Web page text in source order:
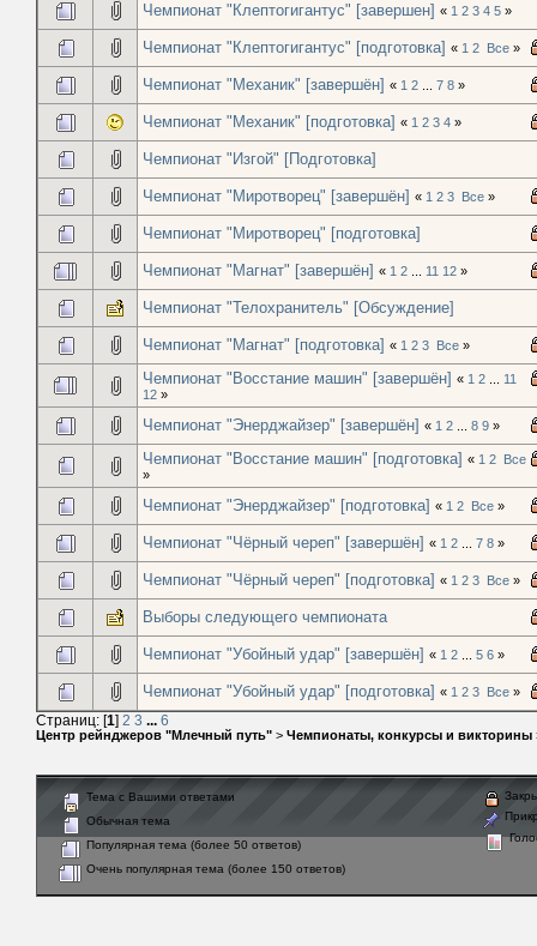
Чемпионат "Клептогигантус" [завершен] « 1 2 3 4 5 »
Чемпионат "Клептогигантус" [подготовка] « 1 2 Все »
Чемпионат "Механик" [завершён] « 1 2 ... 7 8 »
Чемпионат "Механик" [подготовка] « 1 2 3 4 »
Чемпионат "Изгой" [Подготовка]
Чемпионат "Миротворец" [завершён] « 1 2 3 Все »
Чемпионат "Миротворец" [подготовка]
Чемпионат "Магнат" [завершён] « 1 2 ... 11 12 »
Чемпионат "Телохранитель" [Обсуждение]
Чемпионат "Магнат" [подготовка] « 1 2 3 Все »
Чемпионат "Восстание машин" [завершён] « 1 2 ... 11
12 »
Чемпионат "Энерджайзер" [завершён] « 1 2 ... 8 9 »
Чемпионат "Восстание машин" [подготовка] « 1 2
Все
»
Чемпионат "Энерджайзер" [подготовка] « 1 2 Все »
Чемпионат "Чёрный череп" [завершён] « 1 2 ... 7 8 »
Чемпионат "Чёрный череп" [подготовка] « 1 2 3 Все »
Выборы следующего чемпионата
Чемпионат "Убойный удар" [завершён] « 1 2 ... 5 6 »
Чемпионат "Убойный удар" [подготовка] « 1 2 3 Все »
Страниц: [1] 2 3 ... 6
Центр рейнджеров "Млечный путь" > Чемпионаты, конкурсы и викторины
Тема с Вашими ответами
Обычная тема
Популярная тема (более 50 ответов)
Очень популярная тема (более 150 ответов)